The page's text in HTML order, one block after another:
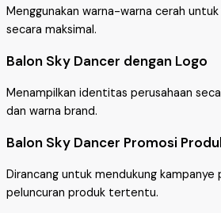
Menggunakan warna-warna cerah
secara maksimal.
Balon Sky Dancer dengan Logo
Menampilkan identitas perusahaan
dan warna brand.
Balon Sky Dancer Promosi
Dirancang untuk mendukung kampanye
peluncuran produk tertentu.